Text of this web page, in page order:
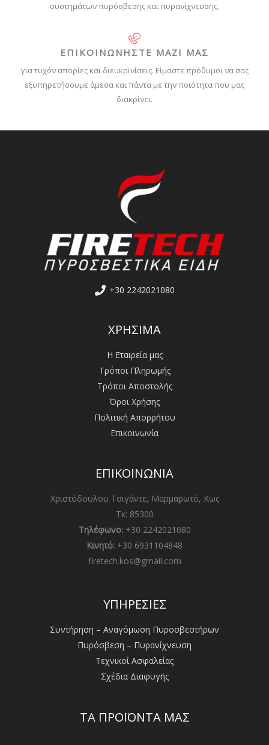
συστημάτων πυρόσβεσης και πυρανίχνευσης.
ΕΠΙΚΟΙΝΩΝΗΣΤΕ ΜΑΖΙ ΜΑΣ
για τυχόν απορίες και διευκρινίσεις. Είμαστε πρόθυμοι να σας
εξυπηρετήσουμε άμεσα και πάντα με την ποιότητα που μας
διακρίνει.
+30 2242021080
ΧΡΗΣΙΜΑ
Η Εταιρεία μας
Τρόποι Πληρωμής
Τρόποι Αποστολής
Όροι Χρήσης
Πολιτική Απορρήτου
Επικοινωνία
ΕΠΙΚΟΙΝΩΝΙΑ
Χριστόδουλου Τσιγάντε, Μαρμαρωτό, Κως
Τκ: 85300
Τηλέφωνο:+30 2242021080
Κινητό: +30 6931104848
firetech.kos@gmail.com
ΥΠΗΡΕΣΙΕΣ
Συντήρηση – Αναγόμωση Πυροσβεστήρων
Πυρόσβεση – Πυρανίχνευση
Τεχνικοί Ασφαλείας
Σχέδια Διαφυγής
ΤΑ ΠΡΟΪΟΝΤΑ ΜΑΣ